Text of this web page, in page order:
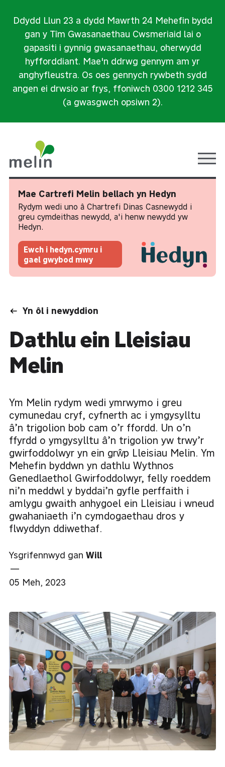
Ddydd Llun 23 a dydd Mawrth 24 Mehefin bydd
gan y Tîm Gwasanaethau Cwsmeriaid lai o
gapasiti i gynnig gwasanaethau, oherwydd
hyfforddiant. Mae'n ddrwg gennym am yr
anghyfleustra. Os oes gennych rywbeth sydd
angen ei drwsio ar frys, ffoniwch 0300 1212 345
(a gwasgwch opsiwn 2).
Mae Cartrefi Melin bellach yn Hedyn
Rydym wedi uno â Chartrefi Dinas Casnewydd i
greu cymdeithas newydd, a'i henw newydd yw
Hedyn.
Ewch i hedyn.cymru i
gael gwybod mwy
Yn ôl i newyddion
Dathlu ein Lleisiau
Melin
Ym Melin rydym wedi ymrwymo i greu
cymunedau cryf, cyfnerth ac i ymgysylltu
â’n trigolion bob cam o’r ffordd. Un o’n
ffyrdd o ymgysylltu â’n trigolion yw trwy’r
gwirfoddolwyr yn ein grŵp Lleisiau Melin. Ym
Mehefin byddwn yn dathlu Wythnos
Genedlaethol Gwirfoddolwyr, felly roeddem
ni’n meddwl y byddai’n gyfle perffaith i
amlygu gwaith anhygoel ein Lleisiau i wneud
gwahaniaeth i’n cymdogaethau dros y
flwyddyn ddiwethaf.
Ysgrifennwyd gan Will
—
05 Meh, 2023